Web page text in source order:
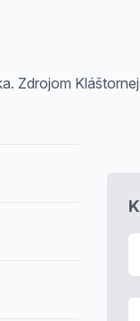
Zdrojom